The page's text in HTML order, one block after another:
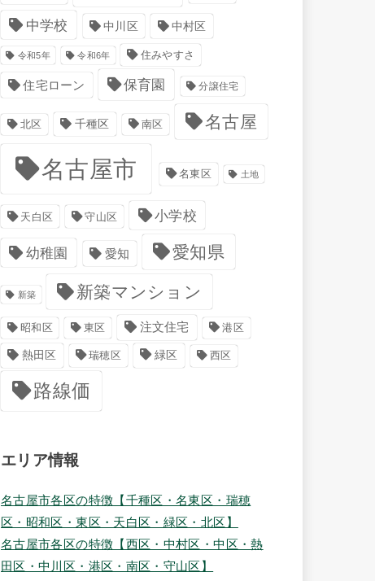
中学校 中川区 中村区
令和5年 令和6年 住みやすさ
住宅ローン 保育園 分譲住宅
北区 千種区 南区 名古屋
名古屋市 名東区 土地
天白区 守山区 小学校
幼稚園 愛知 愛知県
新築 新築マンション
昭和区 東区 注文住宅 港区
熱田区 瑞穂区 緑区 西区
路線価
エリア情報
名古屋市各区の特徴【千種区・名東区・瑞穂
区・昭和区・東区・天白区・緑区・北区】
名古屋市各区の特徴【西区・中村区・中区・熱
田区・中川区・港区・南区・守山区】